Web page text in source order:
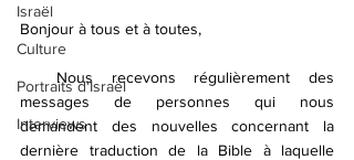
Israël
Culture
Portraits d'Israël
Interviews
Bonjour à tous et à toutes,
  Nous recevons régulièrement des
messages de personnes qui nous
demandent des nouvelles concernant la
dernière traduction de la Bible à laquelle